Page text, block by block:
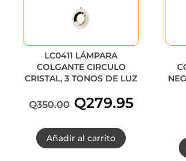
LC0411 LÁMPARA
COLGANTE CIRCULO
CRISTAL, 3 TONOS DE LUZ
Q350.00 El
precio
Q279.95El
Añadir al carrito